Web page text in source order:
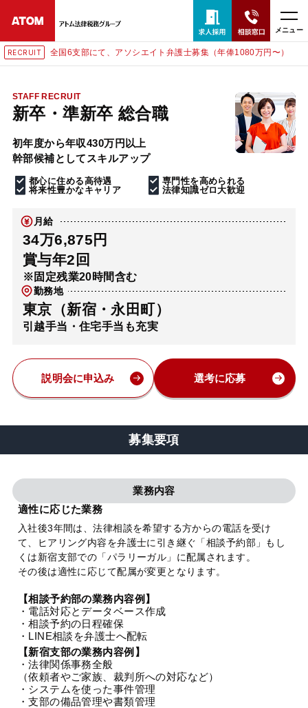
メニュー
RECRUIT 全国6支部にて、アソシエイト弁護士募集（年俸1080万円〜）
STAFF RECRUIT
新卒・準新卒 総合職
初年度から年収430万円以上
幹部候補としてスキルアップ
都心に住める高待遇
専門性を高められる
将来性豊かなキャリア
法律知識ゼロ大歓迎
月給
34万6,875円
賞与年2回
※固定残業20時間含む
勤務地
東京（新宿・永田町）
引越手当・住宅手当も充実
説明会に申込み 選考に応募
募集要項
業務内容
適性に応じた業務
入社後3年間は、法律相談を希望する方からの電話を受け
て、ヒアリング内容を弁護士に引き継ぐ「相談予約部」もし
くは新宿支部での「パラリーガル」に配属されます。
その後は適性に応じて配属が変更となります。
【相談予約部の業務内容例】
・電話対応とデータベース作成
・相談予約の日程確保
・LINE相談を弁護士へ配転
【新宿支部の業務内容例】
・法律関係事務全般
（依頼者やご家族、裁判所への対応など）
・システムを使った事件管理
・支部の備品管理や書類管理
24時間365日全国対応
無料相談窓口はこちら
電話・LINE・メールで相談予約受付中
ホーム
解決実績
アクセス
弁護士・税理士
お知らせ
特設サイト
法人グループ
プライバシーポリシー 利用規約 内部通報
TikTok受賞 定義集